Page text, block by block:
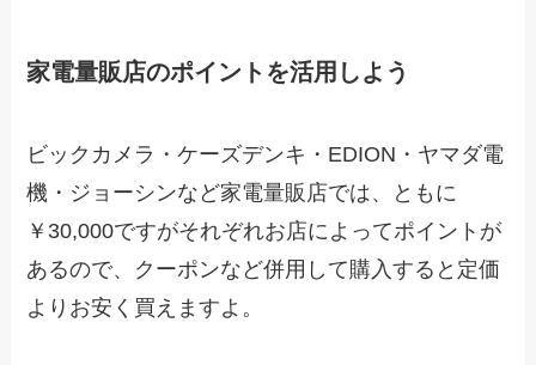
家電量販店のポイントを活用しよう
ビックカメラ・ケーズデンキ・EDION・ヤマダ電
機・ジョーシンなど家電量販店では、ともに
￥30,000ですがそれぞれお店によってポイントが
あるので、クーポンなど併用して購入すると定価
よりお安く買えますよ。